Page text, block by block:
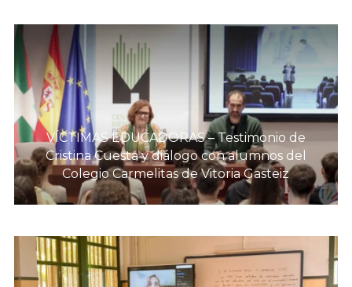
VÍCTIMAS EDUCADORAS – Testimonio de
Cristina Cuesta y diálogo con alumnos del
Colegio Carmelitas de Vitoria Gasteiz